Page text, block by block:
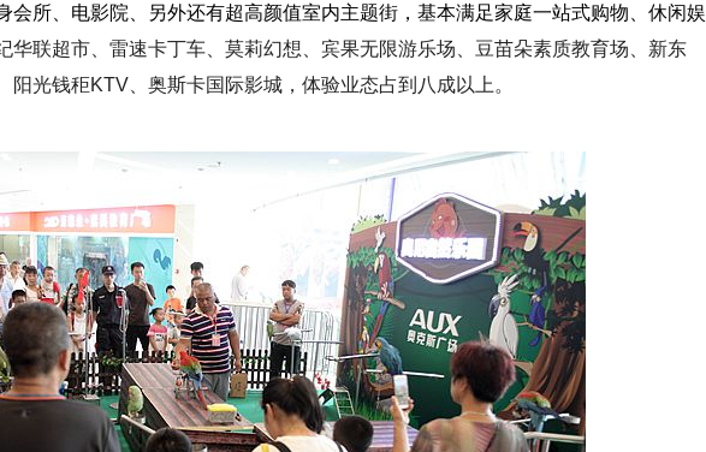
会所、电影院、另外还有超高颜值室内主题街，基本满足家庭一站式购物、休闲娱
华联超市、雷速卡丁车、莫莉幻想、宾果无限游乐场、豆苗朵素质教育场、新东
阳光钱秬KTV 、奥斯卡国际影城，体验业态占到八成以上。